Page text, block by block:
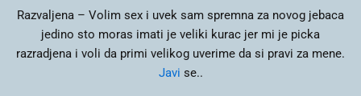
Razvaljena – Volim sex i uvek sam spremna za novog jebaca
jedino sto moras imati je veliki kurac jer mi je picka
razradjena i voli da primi velikog uverime da si pravi za mene.
Javi se..